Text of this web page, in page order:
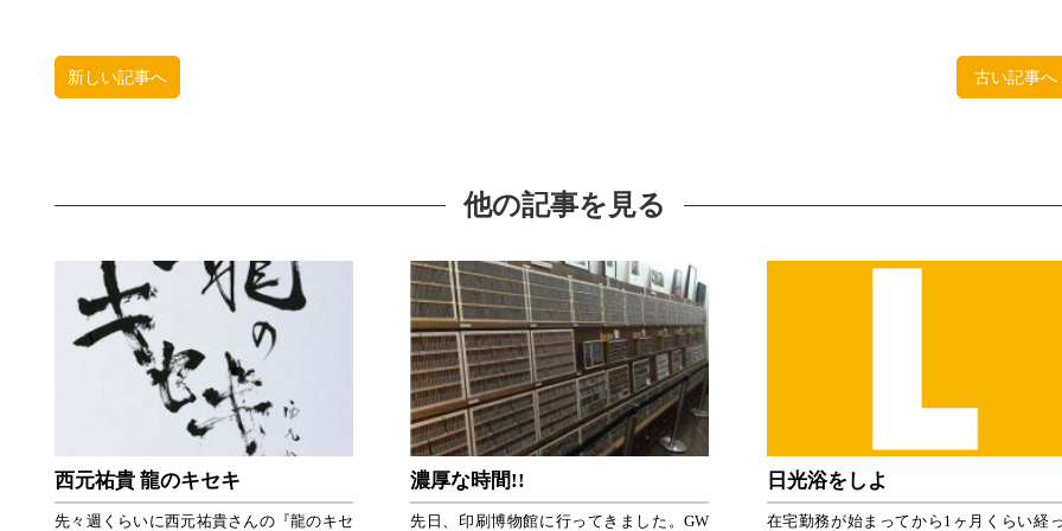
新しい記事へ 古い記事へ
他の記事を見る
西元祐貴 龍のキセキ
先々週くらいに西元祐貴さんの『龍のキセ
濃厚な時間!!
先日、印刷博物館に行ってきました。GW
日光浴をしよ
在宅勤務が始まってから1ヶ月くらい経